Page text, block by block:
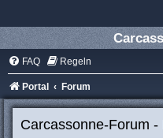
FAQ Regeln
Portal Forum
Carcassonne-Forum